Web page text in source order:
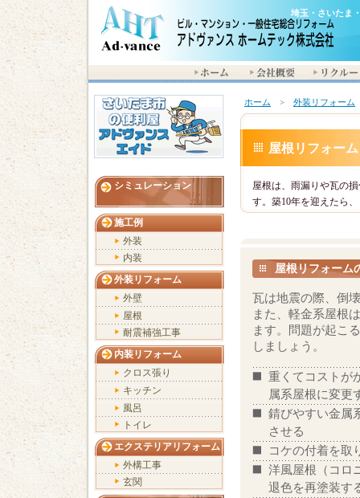
埼玉・さいたま
ホーム > 外装リフォーム
屋根リフォーム
屋根は、雨漏りや瓦の
す。築10年を迎えたら
屋根リフォーム
瓦は地震の際、倒
また、軽金系屋根
ます。問題が起こ
しましょう。
重くてコストが
属系屋根に変更
錆びやすい金属
させる
コケの付着を取
洋風屋根（コロ
退色を再塗装す
シミュレーション
施工例
外装
内装
外装リフォーム
外壁
屋根
耐震補強工事
内装リフォーム
クロス張り
キッチン
風呂
トイレ
エクステリアリフォーム
外構工事
玄関